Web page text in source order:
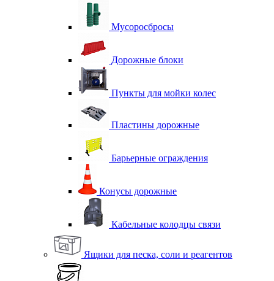
Мусоросбросы
Дорожные блоки
Пункты для мойки колес
Пластины дорожные
Барьерные ограждения
Конусы дорожные
Кабельные колодцы связи
Ящики для песка, соли и реагентов